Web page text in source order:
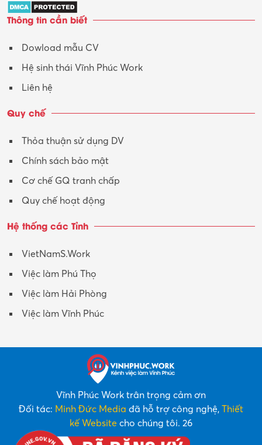
Trợ lý
Tư vấn
Tư vấn – Kiến trúc
Y tế-Dược
Thông tin cần biết
Dowload mẫu CV
Hệ sinh thái Vĩnh Phúc Work
Liên hệ
Quy chế
Thỏa thuận sử dụng DV
Chính sách bảo mật
Cơ chế GQ tranh chấp
Quy chế hoạt động
Hệ thống các Tỉnh
VietNamS.Work
Việc làm Phú Thọ
Việc làm Hải Phòng
Việc làm Vĩnh Phúc
Vĩnh Phúc Work trân trọng cảm ơn
Đối tác: Minh Đức Media đã hỗ trợ công nghệ, Thiết
kế Website cho chúng tôi. 26